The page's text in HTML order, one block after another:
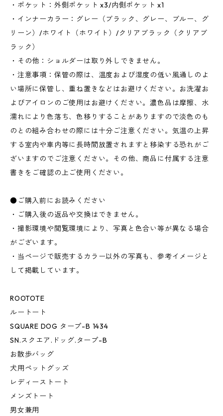
・ポケット：外側ポケット x3/内側ポケット x1
・インナーカラー：グレー（ブラック、グレー、ブルー、グ
リーン）/ホワイト（ホワイト）/クリアブラック（クリアブ
ラック）
・その他：ショルダーは取り外しできません。
・注意事項：保管の際は、温度および湿度の低い風通しのよ
い場所に保管し、重ね置きなどはお避けください。お洗濯お
よびアイロンのご使用はお避けください。濃色品は摩擦、水
濡れにより色落ち、色移りすることがありますので淡色のも
のとの組み合わせの際には十分ご注意ください。気温の上昇
する室内や車内等に長時間放置されますと移染する恐れがご
ざいますのでご注意ください。その他、商品に付属する注意
書きをご確認の上ご使用ください。
●ご購入前にお読みください
・ご購入後の返品や交換はできません。
・撮影環境や閲覧環境により、写真と色合い等が異なる場合
がございます。
・当ページで販売するカラー以外の写真も、参考イメージと
して掲載しています。
ROOTOTE
ルートート
SQUARE DOG タープ-B 1434
SN.スクエア.ドッグ.タープ-B
お散歩バッグ
犬用ペットグッズ
レディーストート
メンズトート
男女兼用